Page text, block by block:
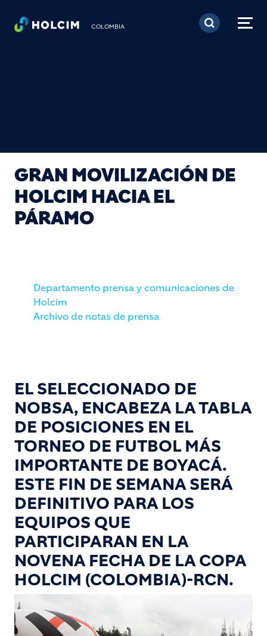
Pasar al contenido
COLOMBIA
GRAN MOVILIZACIÓN DE
HOLCIM HACIA EL
PÁRAMO
Departamento prensa y comunicaciones de
Holcim
Archivo de notas de prensa
EL SELECCIONADO DE
NOBSA, ENCABEZA LA TABLA
DE POSICIONES EN EL
TORNEO DE FUTBOL MÁS
IMPORTANTE DE BOYACÁ.
ESTE FIN DE SEMANA SERÁ
DEFINITIVO PARA LOS
EQUIPOS QUE
PARTICIPARAN EN LA
NOVENA FECHA DE LA COPA
HOLCIM (COLOMBIA)-RCN.